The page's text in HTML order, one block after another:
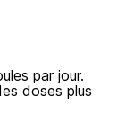
par jour.
doses plus